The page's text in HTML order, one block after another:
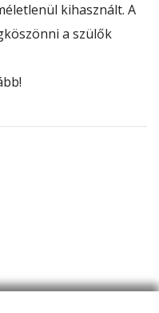
kihasznált. A
a szülők